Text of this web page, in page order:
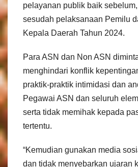
pelayanan publik baik
sesudah pelaksanaan Pemilu
Kepala Daerah Tahun 2024.
Para ASN dan Non ASN
menghindari konflik
praktik-praktik intimidasi dan
Pegawai ASN dan seluruh
serta tidak memihak kepada
tertentu.
“Kemudian gunakan media
dan tidak menyebarkan ujaran